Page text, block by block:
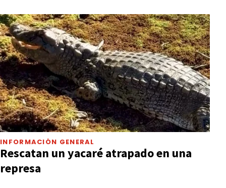
INFORMACIÓN GENERAL
Rescatan un yacaré atrapado en una
represa